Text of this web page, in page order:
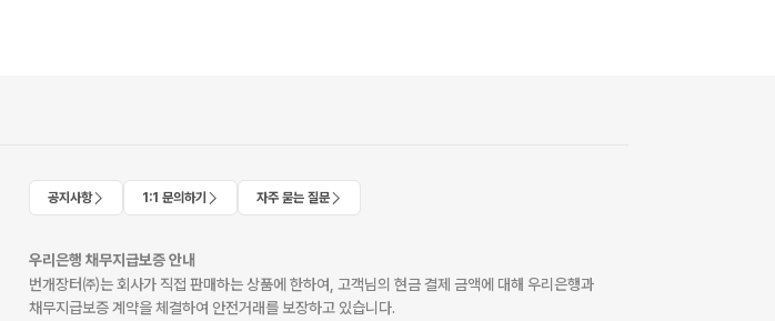
공지사항 1:1 문의하기 자주 묻는 질문
우리은행 채무지급보증 안내
번개장터㈜는 회사가 직접 판매하는 상품에 한하여, 고객님의 현금 결제 금액에 대해 우리은행과
채무지급보증 계약을 체결하여 안전거래를 보장하고 있습니다.